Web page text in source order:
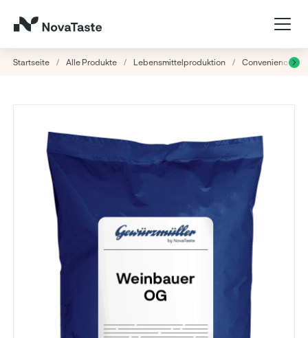
Startseite / Alle Produkte / Lebensmittelproduktion / Convenience /